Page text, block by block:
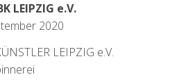
LEIPZIG e.V.
2020
LEIPZIG e.V.